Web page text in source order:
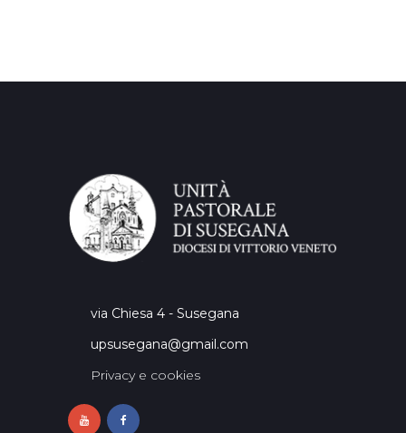
via Chiesa 4 - Susegana
upsusegana@gmail.com
Privacy e cookies